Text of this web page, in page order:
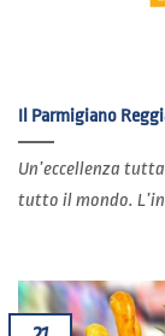
Il Parmigiano
Un’eccellenza
tutto il mondo.